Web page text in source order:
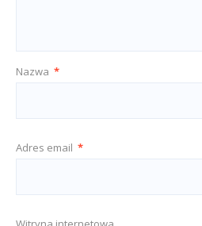
Nazwa *
Adres email *